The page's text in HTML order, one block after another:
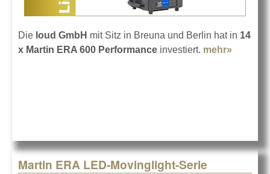
Die loud GmbH mit Sitz in Breuna und Berlin hat in 14
x Martin ERA 600 Performance investiert. mehr»
Martin ERA LED-Movinglight-Serie